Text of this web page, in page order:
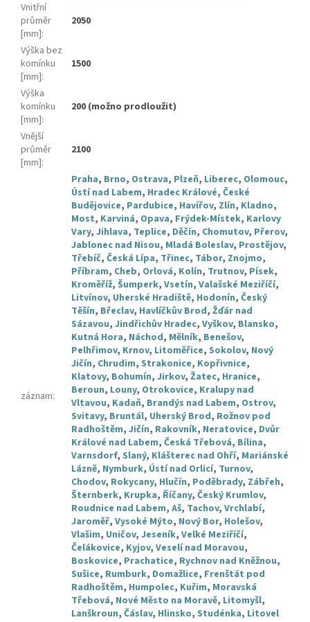
Vnitřní
průměr
[mm]:
2050
Výška bez
komínku
[mm]:
1500
Výška
komínku
[mm]:
200 (možno prodloužit)
Vnější
průměr
[mm]:
2100
záznam:
Praha, Brno, Ostrava, Plzeň, Liberec, Olomouc,
Ústí nad Labem, Hradec Králové, České
Budějovice, Pardubice, Havířov, Zlín, Kladno,
Most, Karviná, Opava, Frýdek-Místek, Karlovy
Vary, Jihlava, Teplice, Děčín, Chomutov, Přerov,
Jablonec nad Nisou, Mladá Boleslav, Prostějov,
Třebíč, Česká Lípa, Třinec, Tábor, Znojmo,
Příbram, Cheb, Orlová, Kolín, Trutnov, Písek,
Kroměříž, Šumperk, Vsetín, Valašské Meziříčí,
Litvínov, Uherské Hradiště, Hodonín, Český
Těšín, Břeclav, Havlíčkův Brod, Žďár nad
Sázavou, Jindřichův Hradec, Vyškov, Blansko,
Kutná Hora, Náchod, Mělník, Benešov,
Pelhřimov, Krnov, Litoměřice, Sokolov, Nový
Jičín, Chrudim, Strakonice, Kopřivnice,
Klatovy, Bohumín, Jirkov, Žatec, Hranice,
Beroun, Louny, Otrokovice, Kralupy nad
Vltavou, Kadaň, Brandýs nad Labem, Ostrov,
Svitavy, Bruntál, Uherský Brod, Rožnov pod
Radhoštěm, Jičín, Rakovník, Neratovice, Dvůr
Králové nad Labem, Česká Třebová, Bílina,
Varnsdorf, Slaný, Klášterec nad Ohří, Mariánské
Lázně, Nymburk, Ústí nad Orlicí, Turnov,
Chodov, Rokycany, Hlučín, Poděbrady, Zábřeh,
Šternberk, Krupka, Říčany, Český Krumlov,
Roudnice nad Labem, Aš, Tachov, Vrchlabí,
Jaroměř, Vysoké Mýto, Nový Bor, Holešov,
Vlašim, Uničov, Jeseník, Velké Meziříčí,
Čelákovice, Kyjov, Veselí nad Moravou,
Boskovice, Prachatice, Rychnov nad Kněžnou,
Sušice, Rumburk, Domažlice, Frenštát pod
Radhoštěm, Humpolec, Kuřim, Moravská
Třebová, Nové Město na Moravě, Litomyšl,
Lanškroun, Čáslav, Hlinsko, Studénka, Litovel